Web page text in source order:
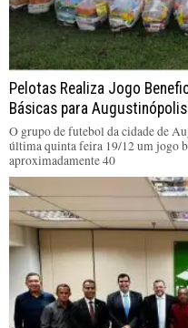
Pelotas Realiza Jogo
Básicas para Augustinópolis
O grupo de futebol da cidade de
última quinta feira 19/12 um jogo
aproximadamente 40